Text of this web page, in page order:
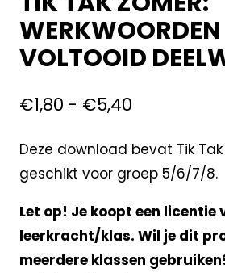
WERKWOORDEN
VOLTOOID
€1,80 - €5,40
Deze download bevat Tik
geschikt voor groep 5/6/7/8.
Let op! Je koopt een licentie
leerkracht/klas. Wil je dit
meerdere klassen